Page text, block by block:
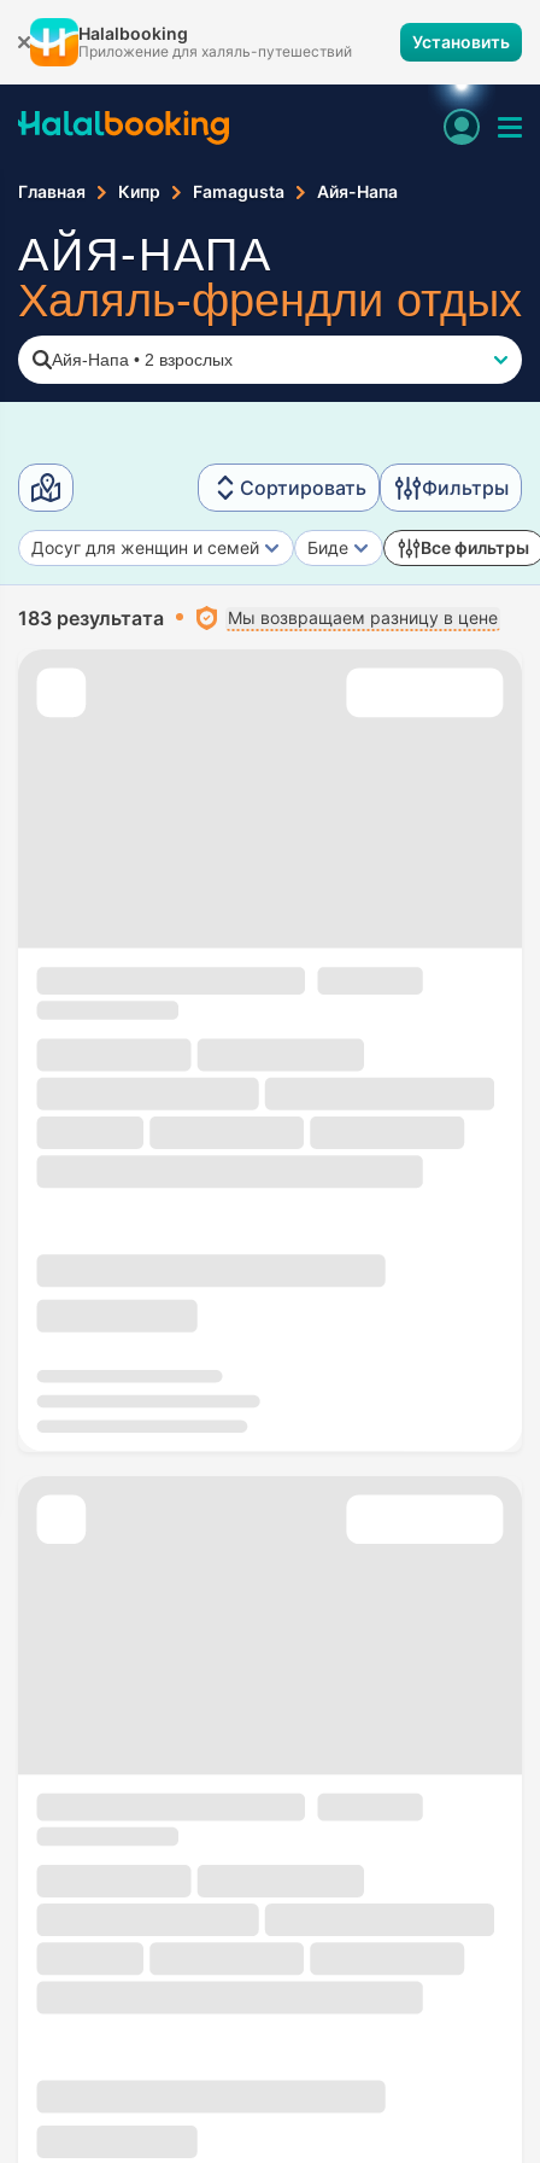
Halalbooking
Приложение для халяль-путешествий Установить
Главная Кипр Famagusta Айя-Напа
АЙЯ-НАПА
Халяль-френдли отдых
Айя-Напа • 2 взрослых
Сортировать Фильтры
Досуг для женщин и семей Биде Все фильтры
183 результата Мы возвращаем разницу в цене